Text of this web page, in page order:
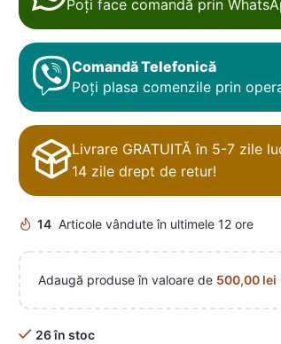
Poți face comandă prin
Comandă Telefonică
Poți plasa comenzile prin
Livrare GRATUITĂ în 5-7 zile
14 zile drept de retur!
14 Articole vândute în ultimele 12 ore
Adaugă produse în valoare de 500,00 lei
26 în stoc